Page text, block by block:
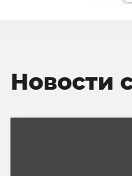
Новости